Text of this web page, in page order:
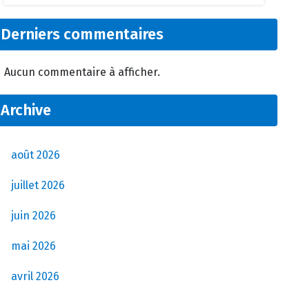
Derniers commentaires
Aucun commentaire à afficher.
Archive
août 2026
juillet 2026
juin 2026
mai 2026
avril 2026